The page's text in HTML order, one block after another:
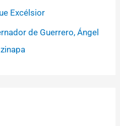
Excélsior
de Guerrero, Ángel